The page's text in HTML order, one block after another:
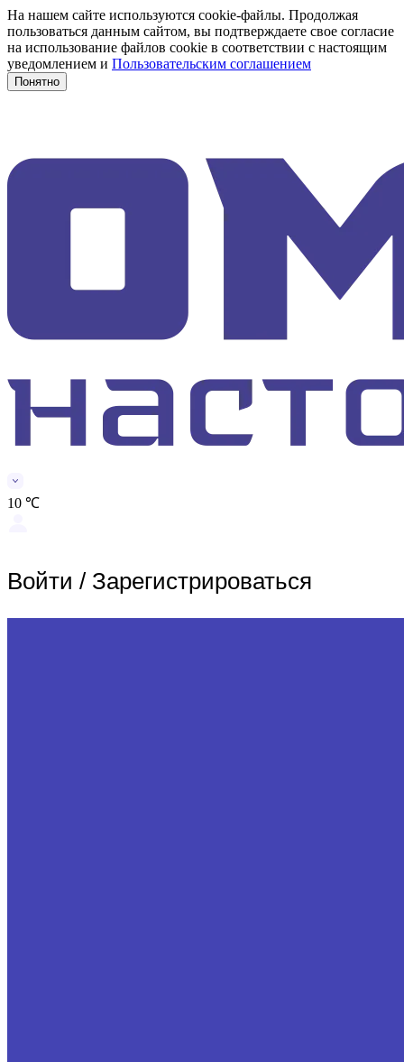
На нашем сайте используются cookie-файлы. Продолжая
пользоваться данным сайтом, вы подтверждаете свое согласие
на использование файлов cookie в соответствии с настоящим
уведомлением и Пользовательским соглашением
Понятно
10 ℃
Войти / Зарегистрироваться